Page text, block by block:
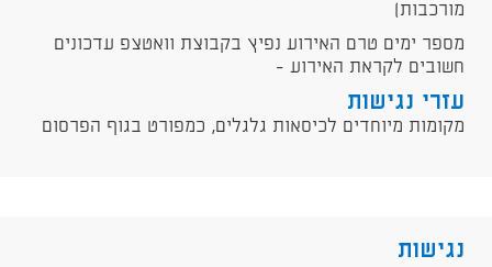
מורכבות)
מספר ימים טרם האירוע נפיץ בקבוצת וואטצפ עדכונים
חשובים לקראת האירוע -
עזרי נגישות
מקומות מיוחדים לכיסאות גלגלים, כמפורט בגוף הפרסום
נגישות